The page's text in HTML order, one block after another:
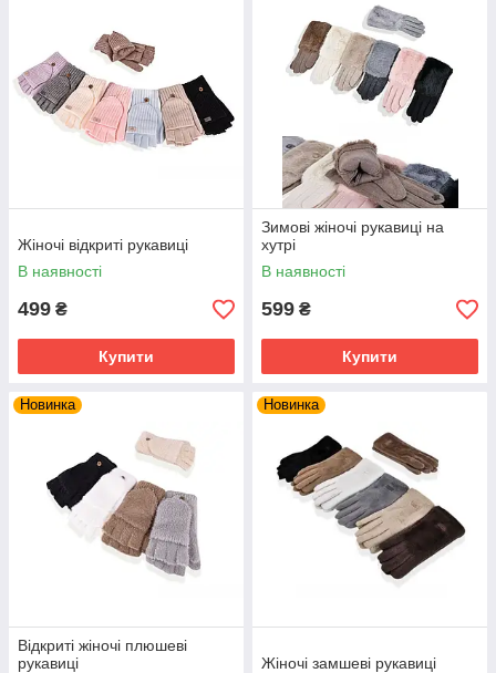
Жіночі відкриті рукавиці
В наявності
499 ₴
Купити
Зимові жіночі рукавиці на
хутрі
В наявності
599 ₴
Купити
Новинка
Відкриті жіночі плюшеві
рукавиці
Новинка
Жіночі замшеві рукавиці